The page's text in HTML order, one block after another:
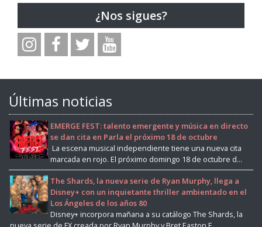
¿Nos sigues?
Últimas noticias
EMERGE FEST: talento emergente y música en directo
se dan cita en Parla el próximo 18 de octubre
La escena musical independiente tiene una nueva cita
marcada en rojo. El próximo domingo 18 de octubre d...
The Shards, la nueva serie de Ryan Murphy, llega a
Disney+ con un inquietante thriller ambientado en el
Los Ángeles de los años 80
Disney+ incorpora mañana a su catálogo The Shards, la